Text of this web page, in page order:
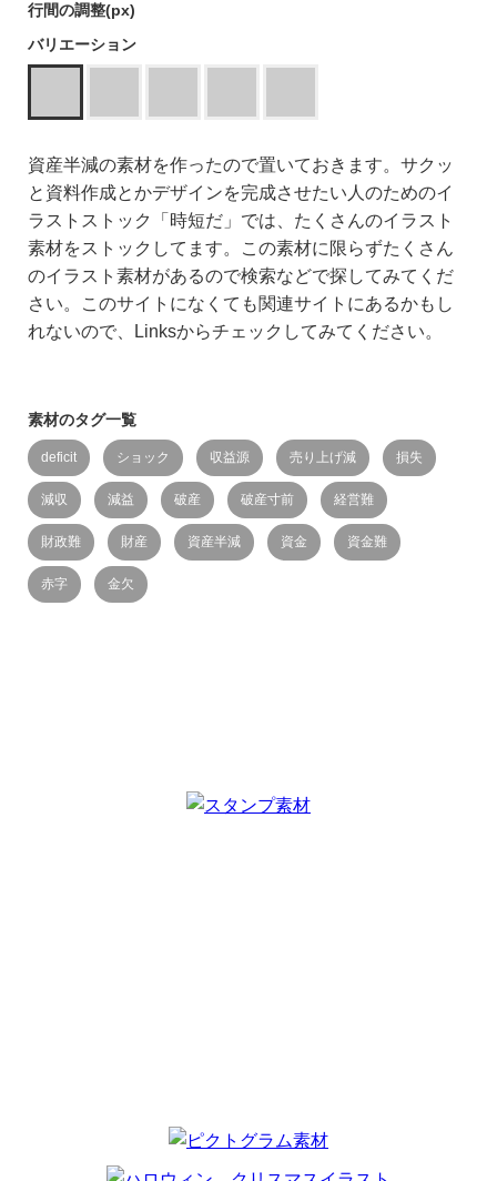
行間の調整(px)
バリエーション
資産半減の素材を作ったので置いておきます。サクッ
と資料作成とかデザインを完成させたい人のためのイ
ラストストック「時短だ」では、たくさんのイラスト
素材をストックしてます。この素材に限らずたくさん
のイラスト素材があるので検索などで探してみてくだ
さい。このサイトになくても関連サイトにあるかもし
れないので、Linksからチェックしてみてください。
素材のタグ一覧
deficit ショック 収益源 売り上げ減 損失
減収 減益 破産 破産寸前 経営難
財政難 財産 資産半減 資金 資金難
赤字 金欠